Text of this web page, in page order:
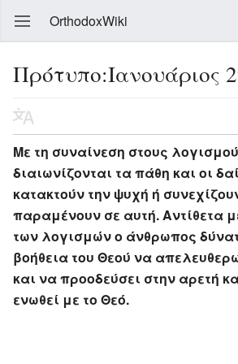
OrthodoxWiki
Πρότυπο:Ιανουάριος
Με τη συναίνεση στους
διαιωνίζονται τα πάθη και οι
κατακτούν την ψυχή ή
παραμένουν σε αυτή. Αντίθετα
των λογισμών ο άνθρωπος
βοήθεια του Θεού να
και να προοδεύσει στην αρετή
ενωθεί με το Θεό.